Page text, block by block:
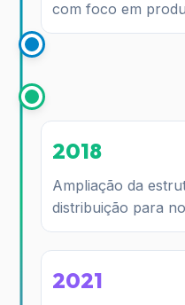
com foco em
2018
Ampliação da
distribuição para
2021